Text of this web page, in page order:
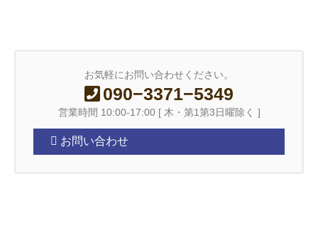
お気軽にお問い合わせください。
090−3371−5349
営業時間 10:00-17:00 [ 木・第1第3日曜除く ]
お問い合わせ